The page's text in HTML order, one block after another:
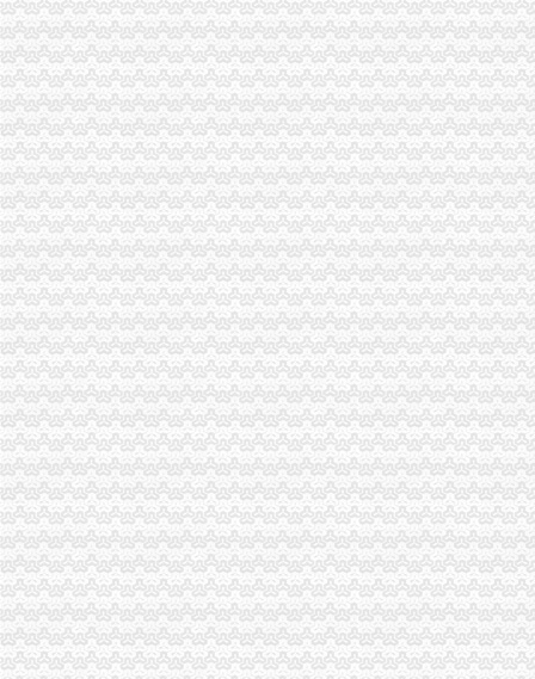
外贸公司注册价格|外贸公司注册型号规格
武汉外贸公司注册【价格,品牌,供应商】-中国制造网,武汉网通知
[注册外贸公司]北京注册外贸公司
注册外贸公司离岸公司注册银行业务-东莞58同城
注册外贸公司_上海誉胜注册公司1
注册外贸公司、离岸公司注册、银行业务-广州58同城